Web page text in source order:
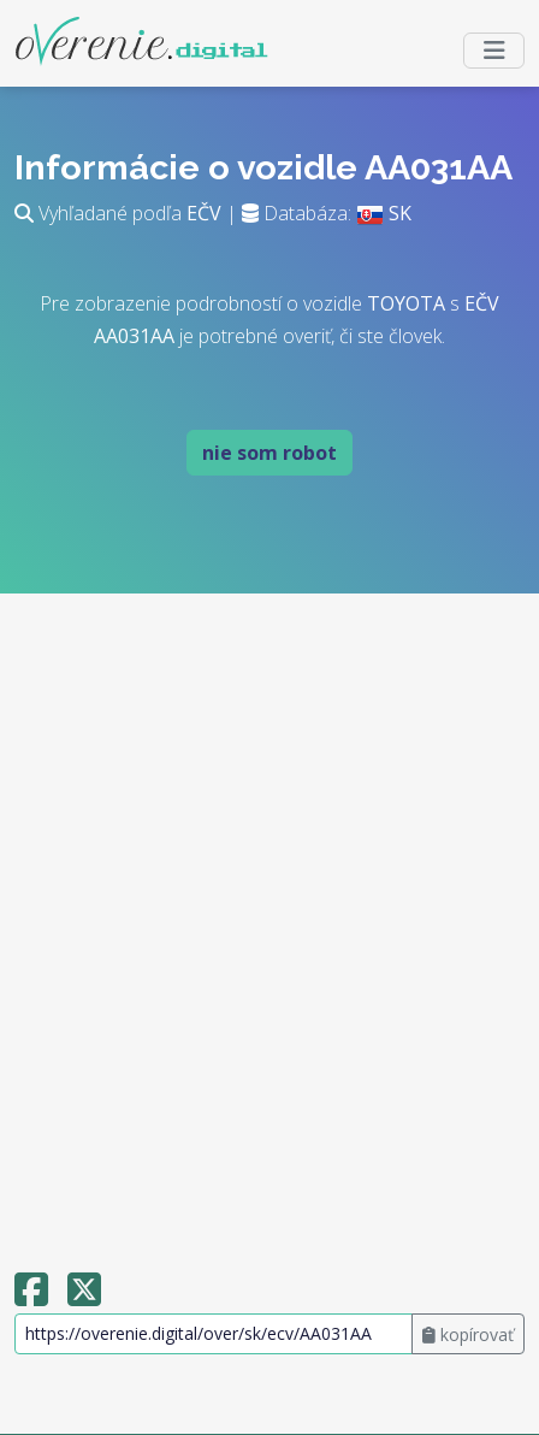
Informácie o vozidle AA031AA
Vyhľadané podľa EČV | Databáza: SK
Pre zobrazenie podrobností o vozidle TOYOTA s EČV
AA031AA je potrebné overiť, či ste človek.
nie som robot
kopírovať